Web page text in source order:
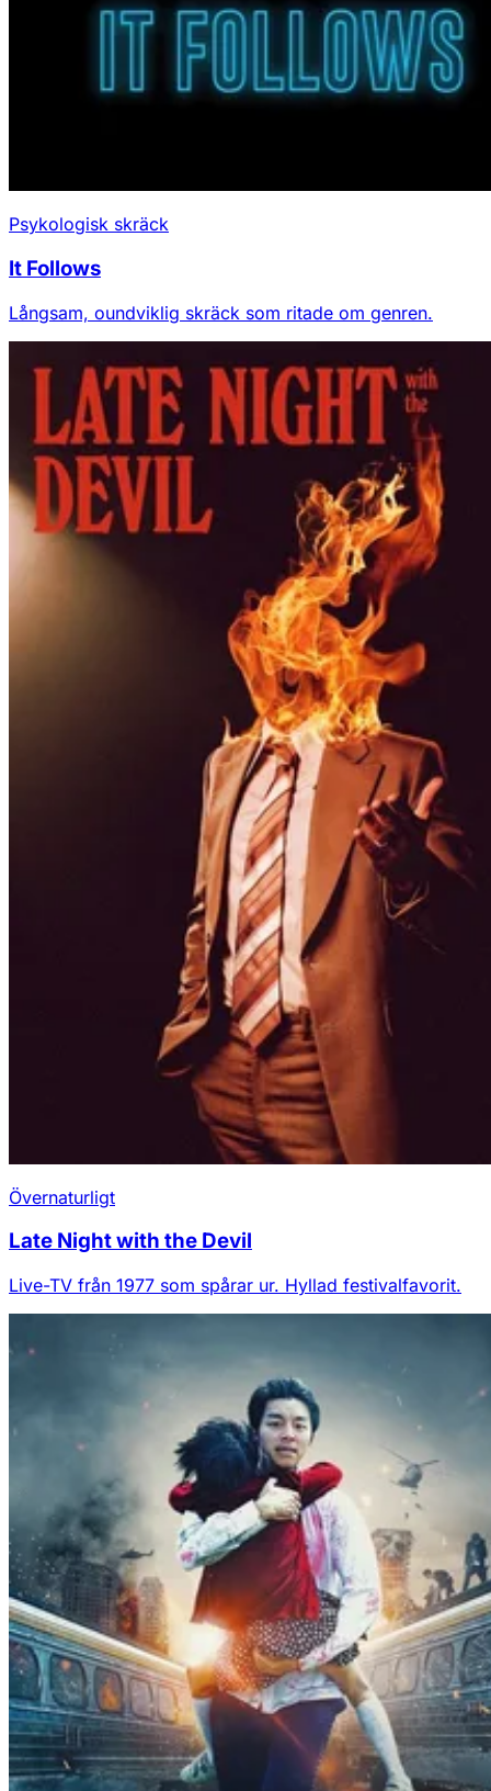
Psykologisk skräck
It Follows
Långsam, oundviklig skräck som ritade om genren.
Övernaturligt
Late Night with the Devil
Live-TV från 1977 som spårar ur. Hyllad festivalfavorit.